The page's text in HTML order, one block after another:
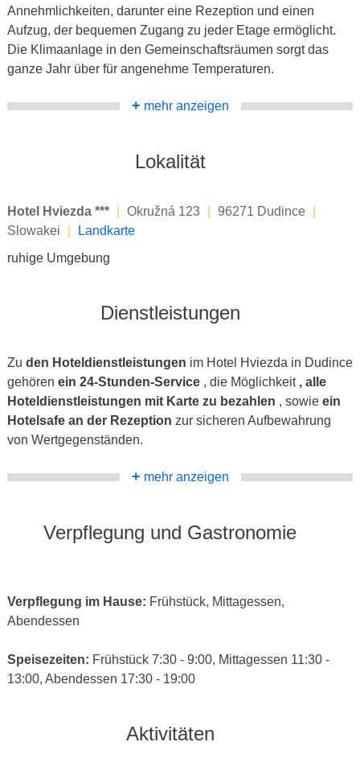
Annehmlichkeiten, darunter eine Rezeption und einen
Aufzug, der bequemen Zugang zu jeder Etage ermöglicht.
Die Klimaanlage in den Gemeinschaftsräumen sorgt das
ganze Jahr über für angenehme Temperaturen.
+ mehr anzeigen
Lokalität
Hotel Hviezda *** Okružná 123 96271 Dudince
Slowakei
Landkarte
ruhige Umgebung
Dienstleistungen
Zu den Hoteldienstleistungen im Hotel Hviezda in Dudince
gehören ein 24-Stunden-Service , die Möglichkeit , alle
Hoteldienstleistungen mit Karte zu bezahlen , sowie ein
Hotelsafe an der Rezeption zur sicheren Aufbewahrung
von Wertgegenständen.
+ mehr anzeigen
Verpflegung und Gastronomie
Verpflegung im Hause: Frühstück, Mittagessen,
Abendessen
Speisezeiten: Frühstück 7:30 - 9:00, Mittagessen 11:30 -
13:00, Abendessen 17:30 - 19:00
Aktivitäten